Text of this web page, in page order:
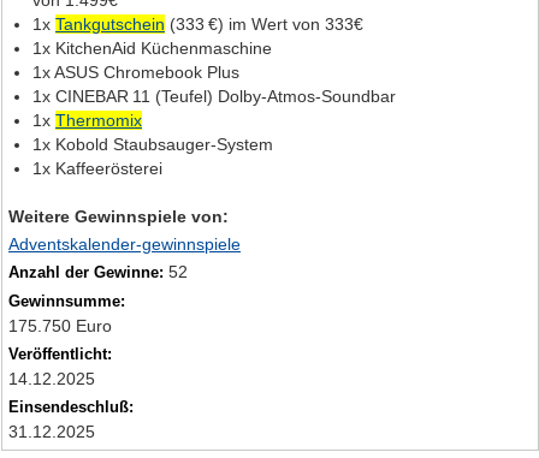
1x Tankgutschein (333 €) im Wert von 333€
1x KitchenAid Küchenmaschine
1x ASUS Chromebook Plus
1x CINEBAR 11 (Teufel) Dolby‑Atmos‑Soundbar
1x Thermomix
1x Kobold Staubsauger‑System
1x Kaffeerösterei
Weitere Gewinnspiele von:
Adventskalender-gewinnspiele
Anzahl der Gewinne: 52
Gewinnsumme:
175.750 Euro
Veröffentlicht:
14.12.2025
Einsendeschluß:
31.12.2025